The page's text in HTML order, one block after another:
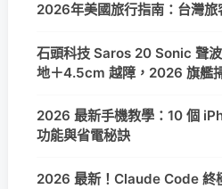
2026年美國旅行指南：台灣
石頭科技 Saros 20 Sonic 聲
地＋4.5cm 越障，2026 旗艦
2026 最新手機教學：10 個
功能與省電秘訣
2026 最新！Claude Code 終